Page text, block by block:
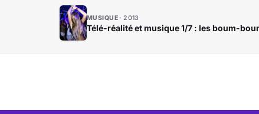
MUSIQUE 2013
Télé-réalité et musique 1/7 : les boum-